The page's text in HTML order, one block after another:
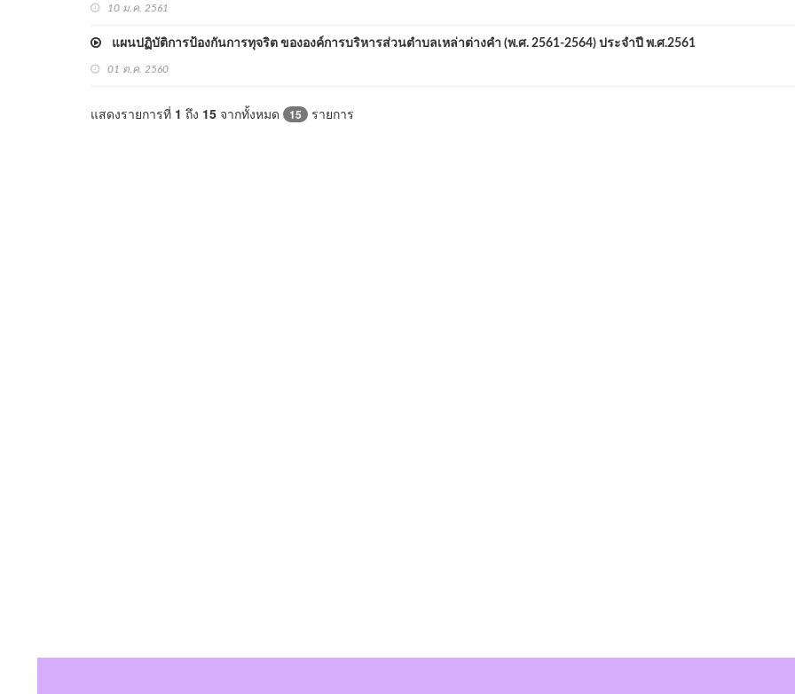
10 ม.ค. 2561
แผนปฏิบัติการป้องกันการทุจริต ขององค์การบริหารส่วนตำบลเหล่าต่างคำ (พ.ศ. 2561-2564) ประจำปี พ.ศ.2561
01 ต.ค. 2560
แสดงรายการที่ 1 ถึง 15 จากทั้งหมด 15 รายการ